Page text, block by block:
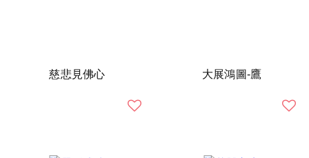
慈悲見佛心 大展鴻圖-鷹